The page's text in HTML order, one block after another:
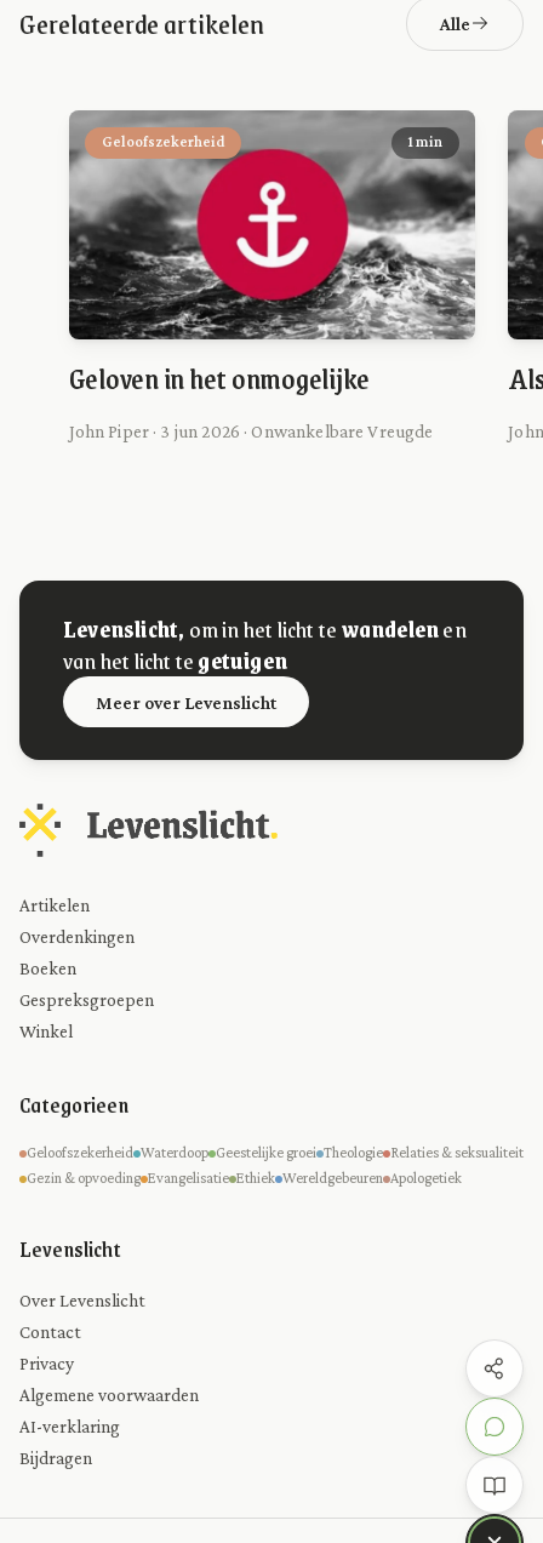
Gerelateerde artikelen Alle
Geloofszekerheid 1 min
Geloven in het onmogelijke
John Piper · 3 jun 2026 · Onwankelbare Vreugde
Levenslicht, om in het licht tewandelenen
van het licht tegetuigen
Meer over Levenslicht
Artikelen
Overdenkingen
Boeken
Gespreksgroepen
Winkel
Categorieen
Geloofszekerheid Waterdoop Geestelijke groei Theologie Relaties & seksualiteit
Gezin & opvoeding Evangelisatie Ethiek Wereldgebeuren Apologetiek
Levenslicht
Over Levenslicht
Contact
Privacy
Algemene voorwaarden
AI-verklaring
Bijdragen